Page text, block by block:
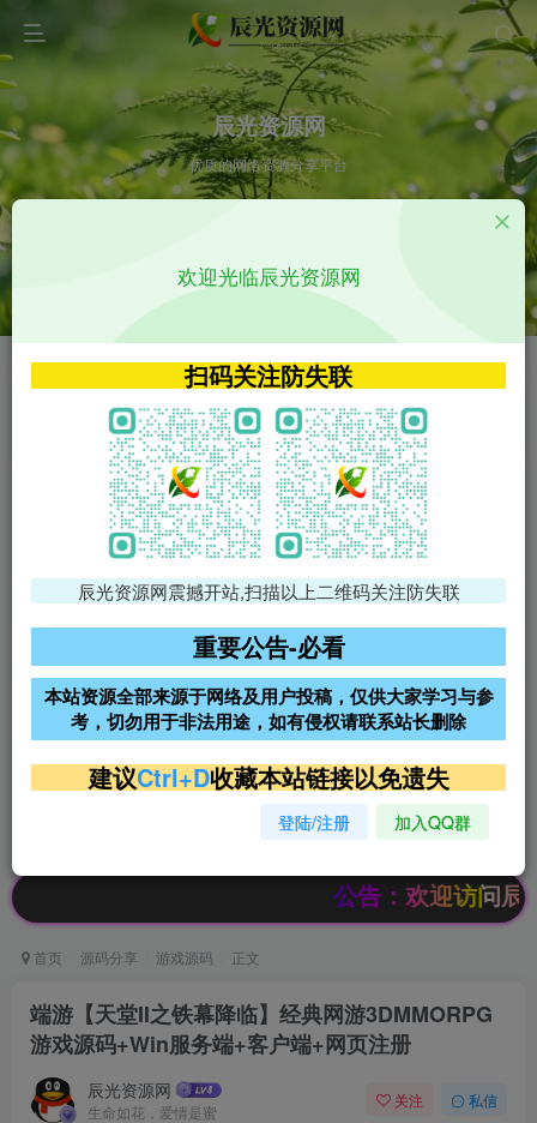
辰光资源网
优质的网络资源分享平台
VIP特权介绍 APP源码
VIP特权介绍
火
VIP特权介绍
影视源码
影视源码
免费领支付宝红包
腾讯轻量4核4G3M服务器38元/
阿里云2核2G200M服务器68元/
年
雨云高防免备案服务器
超低价文字广告位招租 超低价文字广告位招租
超低价文字广告位招租
公告：欢迎访问辰光资源网，
首页 源码分享 游戏源码 正文
端游【天堂II之铁幕降临】经典网游3DMMORPG
游戏源码+Win服务端+客户端+网页注册
辰光资源网
生命如花，爱情是蜜
关注 私信
欢迎光临辰光资源网
扫码关注防失联
辰光资源网震撼开站,扫描以上二维码关注防失联
重要公告-必看
本站资源全部来源于网络及用户投稿，仅供大家学习与参
考，切勿用于非法用途，如有侵权请联系站长删除
建议Ctrl+D收藏本站链接以免遗失
登陆/注册 加入QQ群